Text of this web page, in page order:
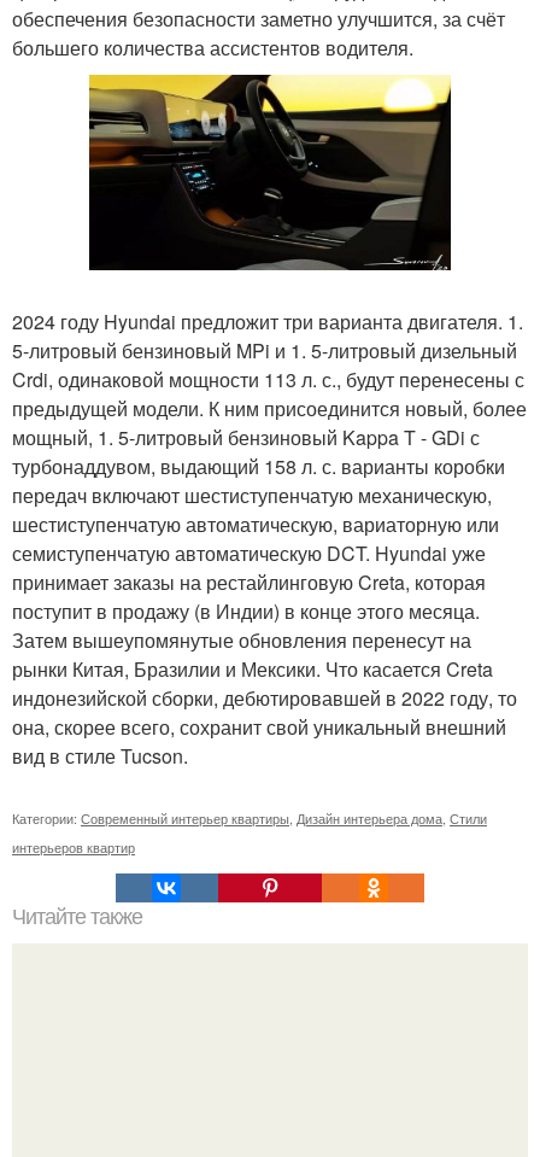
обеспечения безопасности заметно улучшится, за счёт
большего количества ассистентов водителя.
2024 году Hyundai предложит три варианта двигателя. 1.
5-литровый бензиновый MPi и 1. 5-литровый дизельный
Crdi, одинаковой мощности 113 л. с., будут перенесены с
предыдущей модели. К ним присоединится новый, более
мощный, 1. 5-литровый бензиновый Kappa T - GDi с
турбонаддувом, выдающий 158 л. с. варианты коробки
передач включают шестиступенчатую механическую,
шестиступенчатую автоматическую, вариаторную или
семиступенчатую автоматическую DCT. Hyundai уже
принимает заказы на рестайлинговую Creta, которая
поступит в продажу (в Индии) в конце этого месяца.
Затем вышеупомянутые обновления перенесут на
рынки Китая, Бразилии и Мексики. Что касается Creta
индонезийской сборки, дебютировавшей в 2022 году, то
она, скорее всего, сохранит свой уникальный внешний
вид в стиле Tucson.
Категории: Современный интерьер квартиры Дизайн интерьера дома Стили
интерьеров квартир
Читайте также